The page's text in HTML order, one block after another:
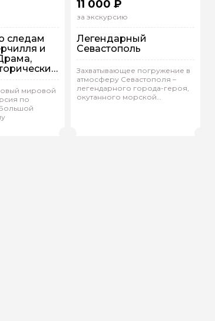
следам
и
мировой
по
11 000 ₽
за экскурсию
Легендарный
Севастополь
Захватывающее погружение в
атмосферу Севастополя –
легендарного города-героя,
окутанного морской
Индивидуальная
На машине
гиду